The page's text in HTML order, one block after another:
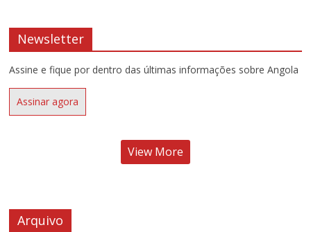
Newsletter
Assine e fique por dentro das últimas informações sobre Angola
Assinar agora
View More
Arquivo